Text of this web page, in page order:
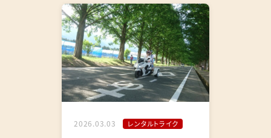
び...
2026.03.03 レンタルトライク